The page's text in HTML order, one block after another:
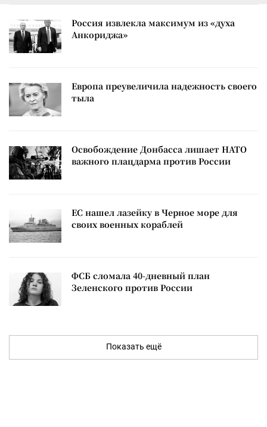
Россия извлекла максимум из «духа
Анкориджа»
Европа преувеличила надежность своего
тыла
Освобождение Донбасса лишает НАТО
важного плацдарма против России
ЕС нашел лазейку в Черное море для
своих военных кораблей
ФСБ сломала 40-дневный план
Зеленского против России
Показать ещё